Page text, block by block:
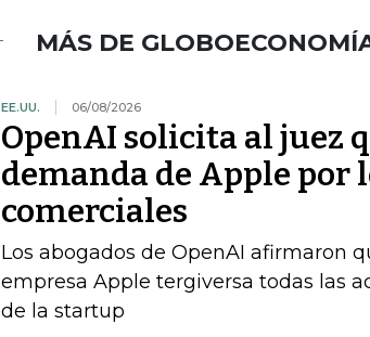
MÁS DE
EE.UU. 06/08/2026
OpenAI solicita al juez
demanda de Apple por
comerciales
Los abogados de OpenAI afirmaron
empresa Apple tergiversa todas las
de la startup